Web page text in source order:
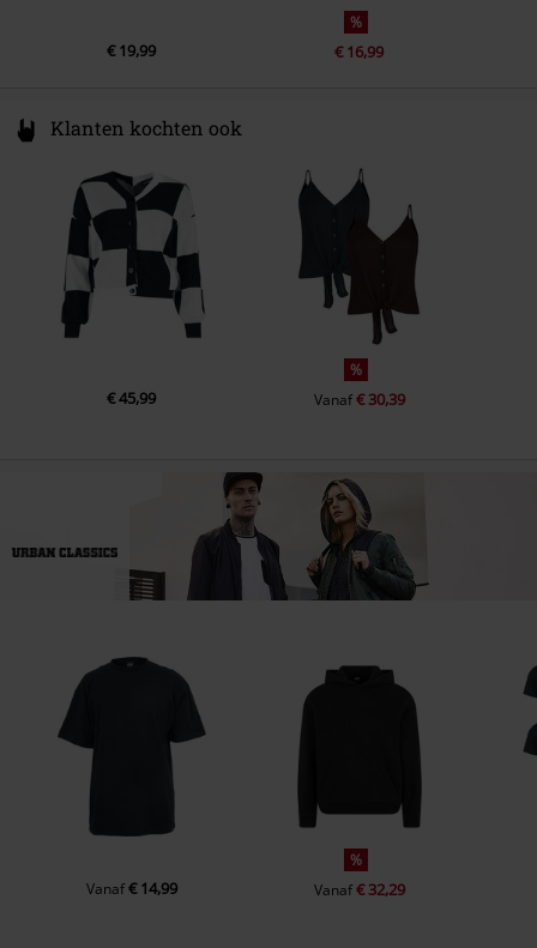
€ 19,99
%
€ 16,99
Klanten kochten ook
€ 45,99
%
Vanaf€ 30,39
Vanaf€ 14,99
%
Vanaf€ 32,29